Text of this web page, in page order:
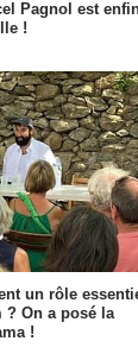
Pagnol est
!
un rôle
On a posé la
!